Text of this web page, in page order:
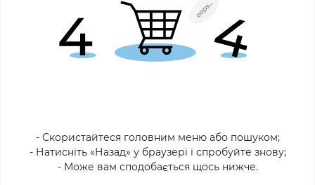
- Скористайтеся головним меню або пошуком;
- Натисніть «Назад» у браузері і спробуйте знову;
- Може вам сподобається щось нижче.